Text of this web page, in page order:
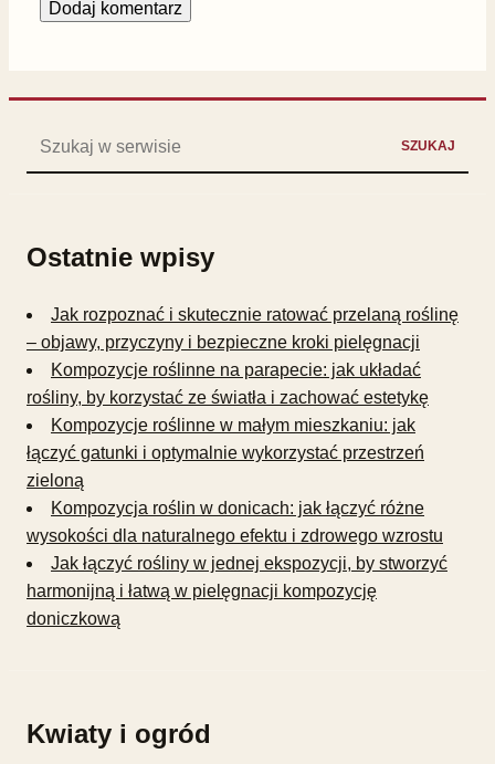
SZUKAJ
Ostatnie wpisy
Jak rozpoznać i skutecznie ratować przelaną roślinę
– objawy, przyczyny i bezpieczne kroki pielęgnacji
Kompozycje roślinne na parapecie: jak układać
rośliny, by korzystać ze światła i zachować estetykę
Kompozycje roślinne w małym mieszkaniu: jak
łączyć gatunki i optymalnie wykorzystać przestrzeń
zieloną
Kompozycja roślin w donicach: jak łączyć różne
wysokości dla naturalnego efektu i zdrowego wzrostu
Jak łączyć rośliny w jednej ekspozycji, by stworzyć
harmonijną i łatwą w pielęgnacji kompozycję
doniczkową
Kwiaty i ogród